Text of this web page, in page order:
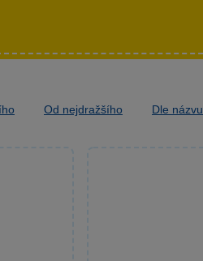
Od nejdražšího Dle názvu